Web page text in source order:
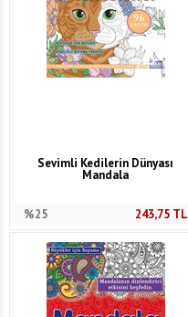
Sevimli Kedilerin Dünyası
Mandala
%25 243,75TL